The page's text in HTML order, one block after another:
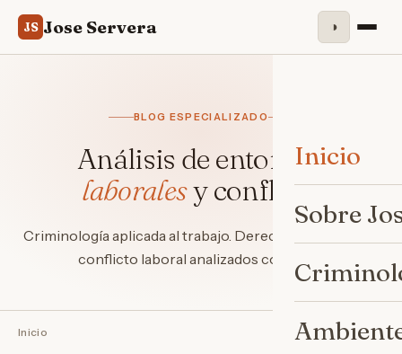
JS Jose Servera ◑
Inicio
Sobre
BLOG ESPECIALIZADO
Análisis de entornos
laboralesy conflicto
Criminología aplicada al trabajo. Derechos, ambiente y
conflicto laboral analizados con rigor.
Inicio